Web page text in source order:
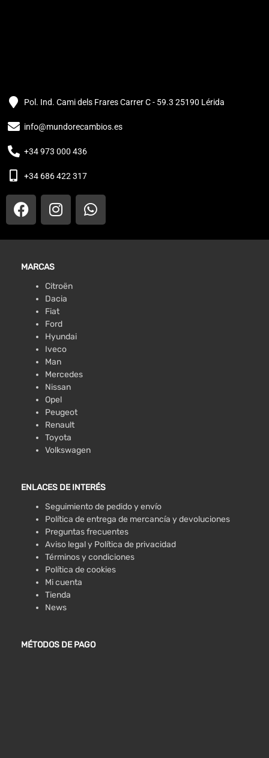
Pol. Ind. Cami dels Frares Carrer C - 59.3 25190 Lérida
info@mundorecambios.es
+34 973 000 436
+34 686 422 317
MARCAS
Citroën
Dacia
Fiat
Ford
Hyundai
Iveco
Man
Mercedes
Nissan
Opel
Peugeot
Renault
Toyota
Volkswagen
ENLACES DE INTERÉS
Seguimiento de pedido y envío
Política de entrega de mercancía y devoluciones
Preguntas frecuentes
Aviso legal y Política de privacidad
Términos y condiciones
Política de cookies
Mi cuenta
Tienda
News
MÉTODOS DE PAGO